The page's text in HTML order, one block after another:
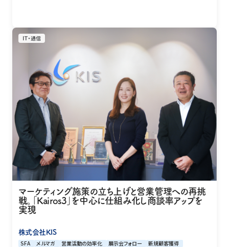
IT・通信
マーケティング施策の立ち上げと営業管理への再挑
戦。「Kairos3」を中心に仕組み化し商談率アップを
実現
株式会社KIS
SFA メルマガ 営業活動の効率化 展示会フォロー
新規顧客獲得